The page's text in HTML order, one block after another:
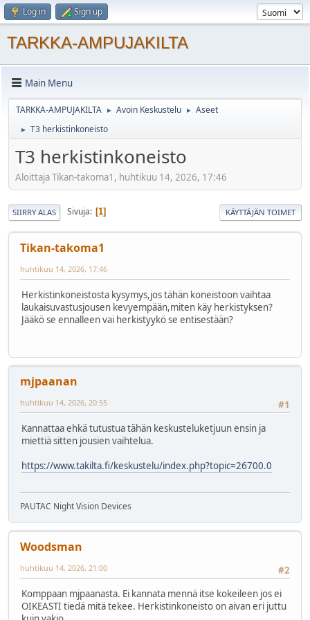
Log in Sign up
TARKKA-AMPUJAKILTA
Main Menu
TARKKA-AMPUJAKILTA ► Avoin Keskustelu ► Aseet
► T3 herkistinkoneisto
T3 herkistinkoneisto
Aloittaja Tikan-takoma1, huhtikuu 14, 2026, 17:46
SIIRRY ALAS Sivuja 1 KÄYTTÄJÄN TOIMET
Tikan-takoma1
huhtikuu 14, 2026, 17:46
Herkistinkoneistosta kysymys,jos tähän koneistoon vaihtaa
laukaisuvastusjousen kevyempään,miten käy herkistyksen?
Jääkö se ennalleen vai herkistyykö se entisestään?
mjpaanan
#1
huhtikuu 14, 2026, 20:55
Kannattaa ehkä tutustua tähän keskusteluketjuun ensin ja
miettiä sitten jousien vaihtelua.
https://www.takilta.fi/keskustelu/index.php?topic=26700.0
PAUTAC Night Vision Devices
Woodsman
#2
huhtikuu 14, 2026, 21:00
Komppaan mjpaanasta. Ei kannata mennä itse kokeileen jos ei
OIKEASTI tiedä mitä tekee. Herkistinkoneisto on aivan eri juttu